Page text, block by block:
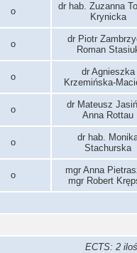
o
dr hab. Zuzanna
Krynicka
o
dr Piotr
Roman
o
dr Agnieszka
Krzemińska-
o
dr Mateusz
Anna Rottau
o
dr hab.
Stachurska
o
mgr Anna
mgr Robert
ECTS: 2